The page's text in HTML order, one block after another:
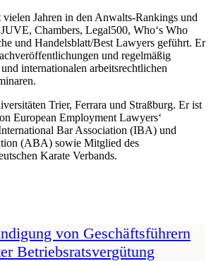
Jahren in den Anwalts-Rankings und
Chambers, Legal500, Who‘s Who
und Handelsblatt/Best Lawyers geführt. Er
und regelmäßig
internationalen arbeitsrechtlichen
Trier, Ferrara und Straßburg. Er ist
European Employment Lawyers‘
Bar Association (IBA) und
(ABA) sowie Mitglied des
Karate Verbands.
von Geschäftsführern
Betriebsratsvergütung